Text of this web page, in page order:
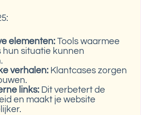
elementen:Tools waarmee
hun situatie kunnen
verhalen:Klantcases zorgen
links:Dit verbetert de
en maakt je website